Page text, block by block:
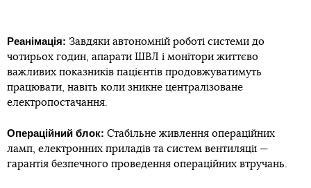
Реанімація: Завдяки автономній роботі системи до
чотирьох годин, апарати ШВЛ і монітори життєво
важливих показників пацієнтів продовжуватимуть
працювати, навіть коли зникне централізоване
електропостачання.
Операційний блок: Стабільне живлення операційних
ламп, електронних приладів та систем вентиляції —
гарантія безпечного проведення операційних втручань.